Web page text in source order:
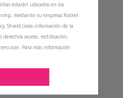
estarán ubicados en los
mediante su empresa Rocket
Shield (más información de la
derechos acceso, rectificación,
Para más información